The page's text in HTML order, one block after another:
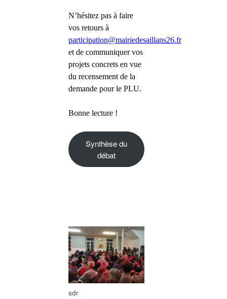
N’hésitez pas à faire
vos retours à
participation@mairiedesaillans26.fr
et de communiquer vos
projets concrets en vue
du recensement de la
demande pour le PLU.
Bonne lecture !
Synthèse du
débat
sdr